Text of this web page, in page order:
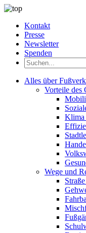
Kontakt
Presse
Newsletter
Spenden
Alles über
Vorteile des
Klima
Wege und